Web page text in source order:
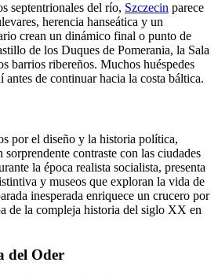
septentrionales del río, Szczecin parece
herencia hanseática y un
crean un dinámico final o punto de
de los Duques de Pomerania, la Sala
barrios ribereños. Muchos huéspedes
antes de continuar hacia la costa báltica.
por el diseño y la historia política,
contraste con las ciudades
la época realista socialista, presenta
y museos que exploran la vida de
inesperada enriquece un crucero por
de la compleja historia del siglo XX en
del Oder